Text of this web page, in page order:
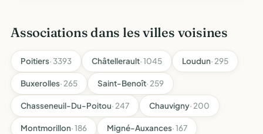
Associations dans les villes voisines
Poitiers· 3393 Châtellerault· 1045 Loudun· 295
Buxerolles· 265 Saint-Benoît· 259
Chasseneuil-Du-Poitou· 247 Chauvigny· 200
Montmorillon· 186 Migné-Auxances· 167